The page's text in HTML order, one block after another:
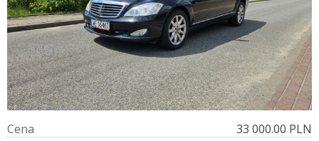
Cena
33 000.00 PLN